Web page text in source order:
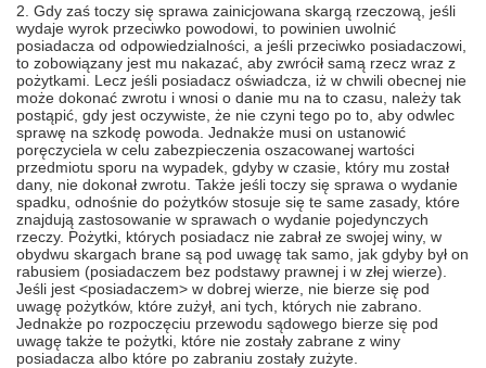
2. Gdy zaś toczy się sprawa zainicjowana skargą rzeczową, jeśli
wydaje wyrok przeciwko powodowi, to powinien uwolnić
posiadacza od odpowiedzialności, a jeśli przeciwko posiadaczowi,
to zobowiązany jest mu nakazać, aby zwrócił samą rzecz wraz z
pożytkami. Lecz jeśli posiadacz oświadcza, iż w chwili obecnej nie
może dokonać zwrotu i wnosi o danie mu na to czasu, należy tak
postąpić, gdy jest oczywiste, że nie czyni tego po to, aby odwlec
sprawę na szkodę powoda. Jednakże musi on ustanowić
poręczyciela w celu zabezpieczenia oszacowanej wartości
przedmiotu sporu na wypadek, gdyby w czasie, który mu został
dany, nie dokonał zwrotu. Także jeśli toczy się sprawa o wydanie
spadku, odnośnie do pożytków stosuje się te same zasady, które
znajdują zastosowanie w sprawach o wydanie pojedynczych
rzeczy. Pożytki, których posiadacz nie zabrał ze swojej winy, w
obydwu skargach brane są pod uwagę tak samo, jak gdyby był on
rabusiem (posiadaczem bez podstawy prawnej i w złej wierze).
Jeśli jest <posiadaczem> w dobrej wierze, nie bierze się pod
uwagę pożytków, które zużył, ani tych, których nie zabrano.
Jednakże po rozpoczęciu przewodu sądowego bierze się pod
uwagę także te pożytki, które nie zostały zabrane z winy
posiadacza albo które po zabraniu zostały zużyte.